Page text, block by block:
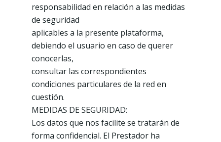
responsabilidad en relación a las medidas
de seguridad
aplicables a la presente plataforma,
debiendo el usuario en caso de querer
conocerlas,
consultar las correspondientes
condiciones particulares de la red en
cuestión.
MEDIDAS DE SEGURIDAD:
Los datos que nos facilite se tratarán de
forma confidencial. El Prestador ha